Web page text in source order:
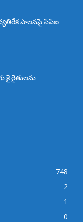
పాలనపై సిపిఐ
కై రైతులను
748
2
1
0